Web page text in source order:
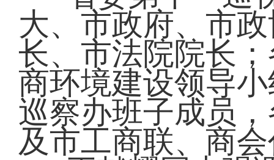
大、市政府、市
长、市法院院长
商环境建设领导
巡察办班子成员
及市工商联、商